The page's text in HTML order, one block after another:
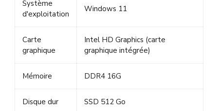
Système
d'exploitation
Windows 11
Carte
graphique
Intel HD Graphics (carte
graphique intégrée)
Mémoire DDR4 16G
Disque dur SSD 512 Go